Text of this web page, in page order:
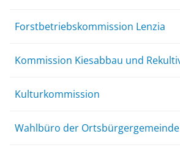
Forstbetriebskommission Lenzia
Kommission Kiesabbau und
Kulturkommission
Wahlbüro der Ortsbürgergemeinde